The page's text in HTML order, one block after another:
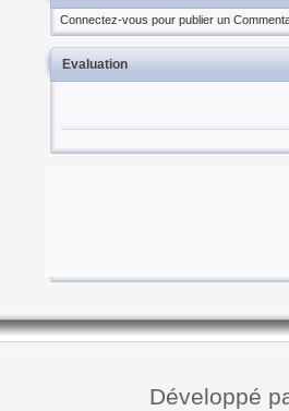
Connectez-vous pour publier un
Evaluation
Développé